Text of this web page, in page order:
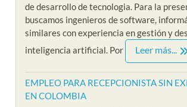
de desarrollo de tecnologia. Para la
buscamos ingenieros de software,
similares con experiencia en gestión y
inteligencia artificial. Por
Leer más...
EMPLEO PARA RECEPCIONISTA SIN
EN COLOMBIA